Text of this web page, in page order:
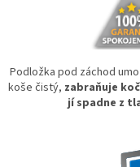
Podložka pod záchod
koše čistý, zabraňuje
jí spadne z